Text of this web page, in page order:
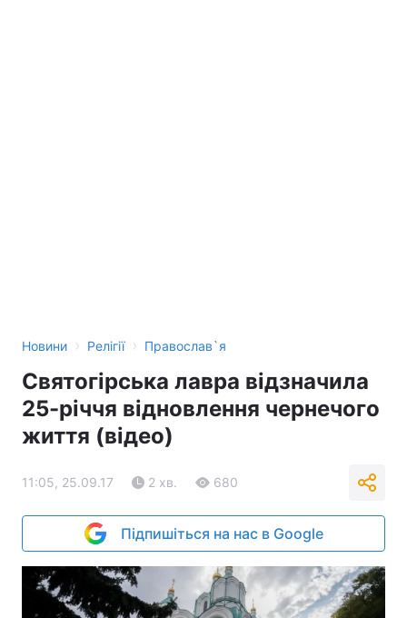
Новини › Релігії › Православ`я
Святогірська лавра відзначила
25-річчя відновлення чернечого
життя (відео)
11:05, 25.09.17 2 хв. 680
Підпишіться на нас в Google